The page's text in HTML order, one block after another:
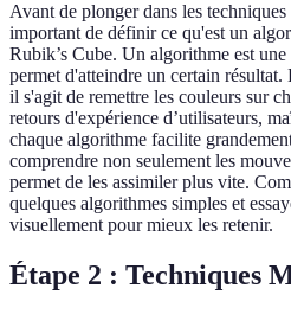
Avant de plonger dans les
important de définir ce qu'est un
Rubik’s Cube. Un algorithme est
permet d'atteindre un certain
il s'agit de remettre les couleurs sur
retours d'expérience d’utilisateurs,
chaque algorithme facilite
comprendre non seulement les
permet de les assimiler plus vite.
quelques algorithmes simples et
visuellement pour mieux les retenir.
Étape 2 : Techniques